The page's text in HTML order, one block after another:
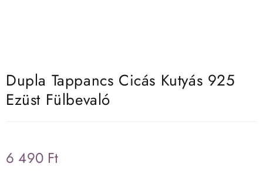
Dupla Tappancs Cicás Kutyás 925
Ezüst Fülbevaló
6 490 Ft